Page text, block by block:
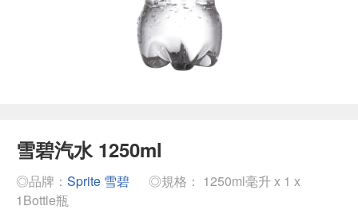
雪碧汽水 1250ml
◎品牌： Sprite 雪碧
◎規格： 1250ml毫升 x 1 x
1Bottle瓶